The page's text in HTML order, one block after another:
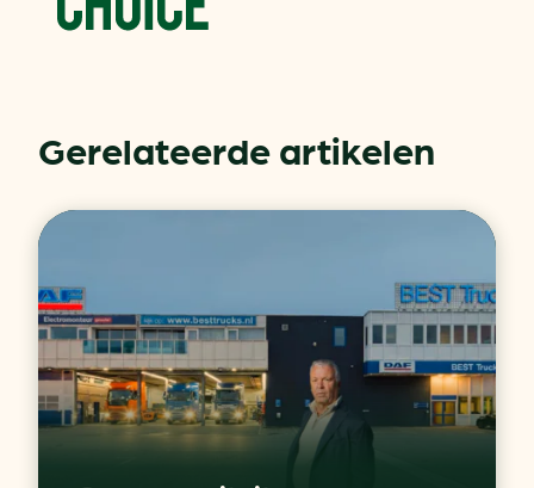
Gerelateerde artikelen